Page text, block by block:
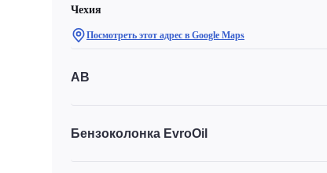
Чехия
Посмотреть этот адрес в Google Maps
АВ
Бензоколонка EvroOil